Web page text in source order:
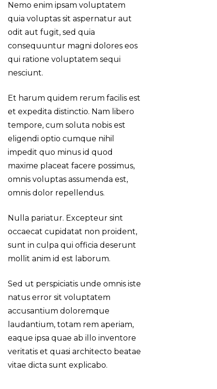
Nemo enim ipsam voluptatem
quia voluptas sit aspernatur aut
odit aut fugit, sed quia
consequuntur magni dolores eos
qui ratione voluptatem sequi
nesciunt.
Et harum quidem rerum facilis est
et expedita distinctio. Nam libero
tempore, cum soluta nobis est
eligendi optio cumque nihil
impedit quo minus id quod
maxime placeat facere possimus,
omnis voluptas assumenda est,
omnis dolor repellendus.
Nulla pariatur. Excepteur sint
occaecat cupidatat non proident,
sunt in culpa qui officia deserunt
mollit anim id est laborum.
Sed ut perspiciatis unde omnis iste
natus error sit voluptatem
accusantium doloremque
laudantium, totam rem aperiam,
eaque ipsa quae ab illo inventore
veritatis et quasi architecto beatae
vitae dicta sunt explicabo.